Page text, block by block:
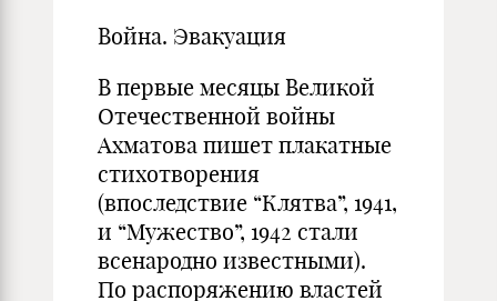
Война. Эвакуация
В первые месяцы Великой
Отечественной войны
Ахматова пишет плакатные
стихотворения
(впоследствие “Клятва”, 1941,
и “Мужество”, 1942 стали
всенародно известными).
По распоряжению властей